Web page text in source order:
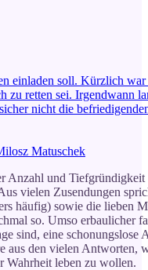
einladen soll. Kürzlich
zu retten sei. Irgendwann
nicht die
Matuschek
Anzahl und
vielen Zusendungen
häufig) sowie die lieben
so. Umso erbaulicher
sind, eine schonungslose
aus den vielen Antworten,
Wahrheit leben zu wollen.